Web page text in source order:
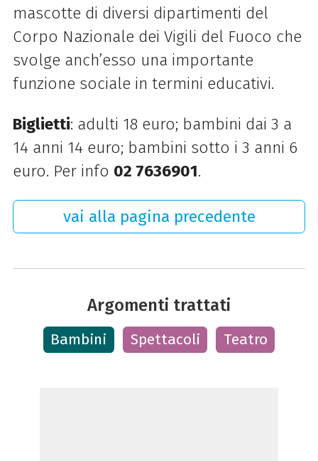
mascotte di diversi dipartimenti del
Corpo Nazionale dei Vigili del Fuoco che
svolge anch’esso una importante
funzione sociale in termini educativi.
Biglietti: adulti 18 euro; bambini dai 3 a
14 anni 14 euro; bambini sotto i 3 anni 6
euro. Per info 02 7636901.
vai alla pagina precedente
Argomenti trattati
Bambini Spettacoli Teatro